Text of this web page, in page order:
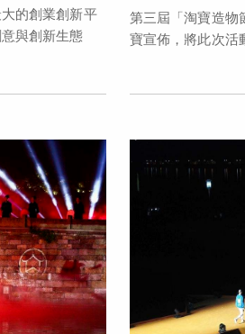
的創業創新平
與創新生態
第三屆「淘寶造物
寶宣佈，將此次活